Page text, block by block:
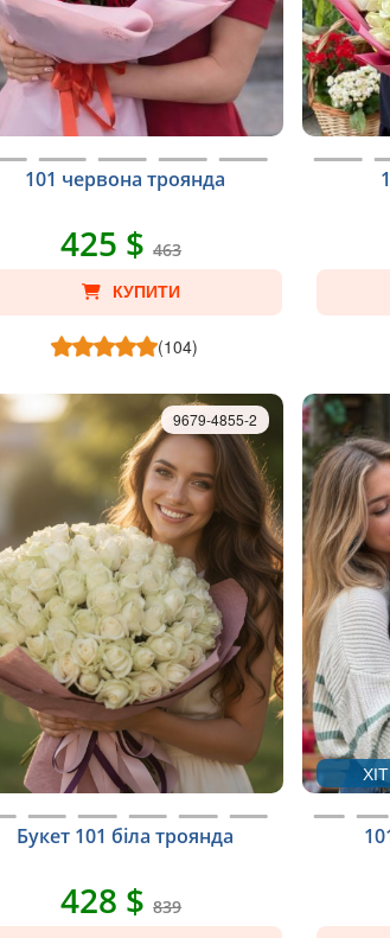
101 червона троянда
425 $463
КУПИТИ
(104)
Букет 101 біла троянда
9679-4855-2
428 $839
ХІТ